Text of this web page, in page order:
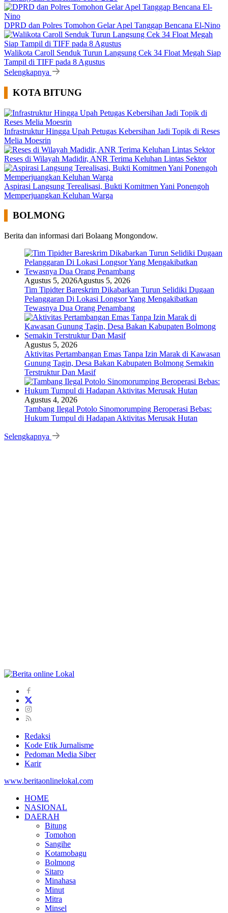
DPRD dan Polres Tomohon Gelar Apel Tanggap Bencana El-Nino
Walikota Caroll Senduk Turun Langsung Cek 34 Float Megah Siap
Tampil di TIFF pada 8 Agustus
Selengkapnya
KOTA BITUNG
Infrastruktur Hingga Upah Petugas Kebersihan Jadi Topik di Reses
Melia Moesrin
Reses di Wilayah Madidir, ANR Terima Keluhan Lintas Sektor
Aspirasi Langsung Terealisasi, Bukti Komitmen Yani Ponengoh
Memperjuangkan Keluhan Warga
BOLMONG
Berita dan informasi dari Bolaang Mongondow.
Agustus 5, 2026Agustus 5, 2026
Tim Tipidter Bareskrim Dikabarkan Turun Selidiki Dugaan
Pelanggaran Di Lokasi Longsor Yang Mengakibatkan
Tewasnya Dua Orang Penambang
Agustus 5, 2026
Aktivitas Pertambangan Emas Tanpa Izin Marak di Kawasan
Gunung Tagin, Desa Bakan Kabupaten Bolmong Semakin
Terstruktur Dan Masif
Agustus 4, 2026
Tambang Ilegal Potolo Sinomorumping Beroperasi Bebas:
Hukum Tumpul di Hadapan Aktivitas Merusak Hutan
Selengkapnya
Redaksi
Kode Etik Jurnalisme
Pedoman Media Siber
Karir
www.beritaonlinelokal.com
HOME
NASIONAL
DAERAH
Bitung
Tomohon
Sangihe
Kotamobagu
Bolmong
Sitaro
Minahasa
Minut
Mitra
Minsel